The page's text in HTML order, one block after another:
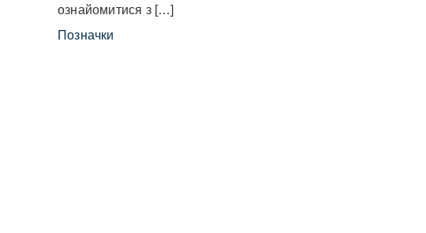
ознайомитися з […]
Позначки